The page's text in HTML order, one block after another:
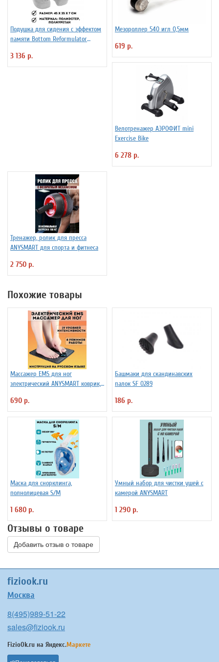
Подушка для сидения с эффектом
памяти Bottom Reformulator
3 136 р.
Мезороллер 540 игл 0,5мм
619 р.
Велотренажер АЭРОФИТ mini
Exercise Bike
6 278 р.
Тренажер, ролик для пресса
ANYSMART для спорта и фитнеса
2 750 р.
Похожие товары
Массажер EMS для ног
электрический ANYSMART коврик,
690 р.
Башмаки для скандинавских
палок SF 0289
186 р.
Маска для снорклинга,
полнолицевая S/M
1 680 р.
Умный набор для чистки ушей с
камерой ANYSMART
1 290 р.
Отзывы о товаре
Добавить отзыв о товаре
fiziook.ru
Москва
8(495)989-51-22
sales@fiziook.ru
FizioOk.ru на Яндекс.Маркете